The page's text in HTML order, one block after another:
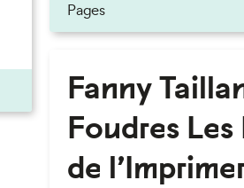
Pages
Fanny
Foudres
de